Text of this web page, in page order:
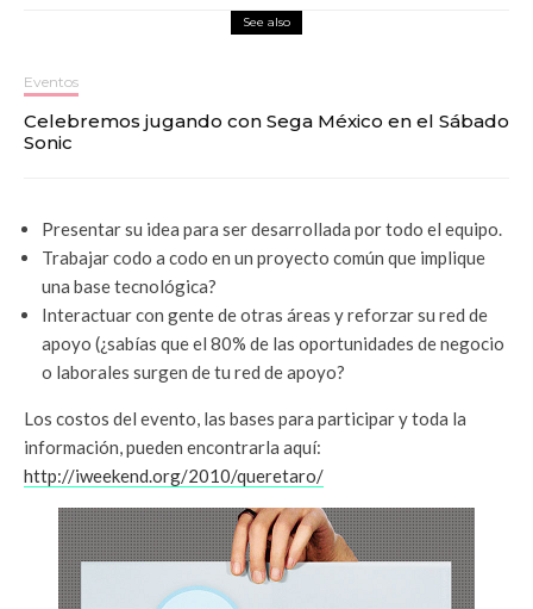
See also
Eventos
Celebremos jugando con Sega México en el Sábado
Sonic
Presentar su idea para ser desarrollada por todo el equipo.
Trabajar codo a codo en un proyecto común que implique
una base tecnológica?
Interactuar con gente de otras áreas y reforzar su red de
apoyo (¿sabías que el 80% de las oportunidades de negocio
o laborales surgen de tu red de apoyo?
Los costos del evento, las bases para participar y toda la
información, pueden encontrarla aquí:
http://iweekend.org/2010/queretaro/